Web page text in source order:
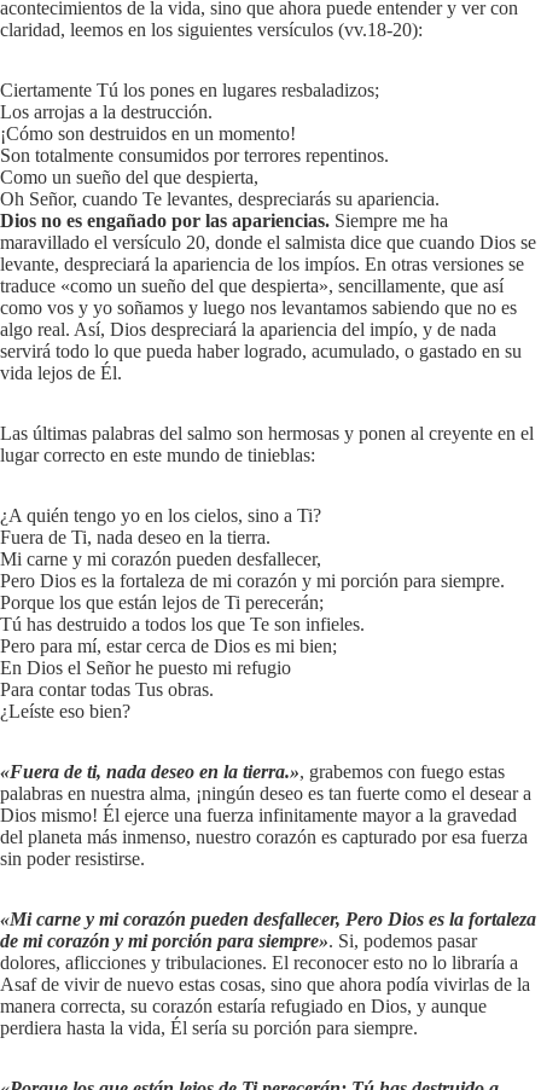
acontecimientos de la vida, sino que ahora puede entender y ver con
claridad, leemos en los siguientes versículos (vv.18-20):
Ciertamente Tú los pones en lugares resbaladizos;
Los arrojas a la destrucción.
¡Cómo son destruidos en un momento!
Son totalmente consumidos por terrores repentinos.
Como un sueño del que despierta,
Oh Señor, cuando Te levantes, despreciarás su apariencia.
Dios no es engañado por las apariencias. Siempre me ha
maravillado el versículo 20, donde el salmista dice que cuando Dios se
levante, despreciará la apariencia de los impíos. En otras versiones se
traduce «como un sueño del que despierta», sencillamente, que así
como vos y yo soñamos y luego nos levantamos sabiendo que no es
algo real. Así, Dios despreciará la apariencia del impío, y de nada
servirá todo lo que pueda haber logrado, acumulado, o gastado en su
vida lejos de Él.
Las últimas palabras del salmo son hermosas y ponen al creyente en el
lugar correcto en este mundo de tinieblas:
¿A quién tengo yo en los cielos, sino a Ti?
Fuera de Ti, nada deseo en la tierra.
Mi carne y mi corazón pueden desfallecer,
Pero Dios es la fortaleza de mi corazón y mi porción para siempre.
Porque los que están lejos de Ti perecerán;
Tú has destruido a todos los que Te son infieles.
Pero para mí, estar cerca de Dios es mi bien;
En Dios el Señor he puesto mi refugio
Para contar todas Tus obras.
¿Leíste eso bien?
«Fuera de ti, nada deseo en la tierra.», grabemos con fuego estas
palabras en nuestra alma, ¡ningún deseo es tan fuerte como el desear a
Dios mismo! Él ejerce una fuerza infinitamente mayor a la gravedad
del planeta más inmenso, nuestro corazón es capturado por esa fuerza
sin poder resistirse.
«Mi carne y mi corazón pueden desfallecer, Pero Dios es la fortaleza
de mi corazón y mi porción para siempre». Si, podemos pasar
dolores, aflicciones y tribulaciones. El reconocer esto no lo libraría a
Asaf de vivir de nuevo estas cosas, sino que ahora podía vivirlas de la
manera correcta, su corazón estaría refugiado en Dios, y aunque
perdiera hasta la vida, Él sería su porción para siempre.